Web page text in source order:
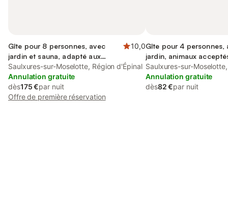
Gîte pour 8 personnes, avec
jardin et sauna, adapté aux
familles
10,0
Saulxures-sur-Moselotte, Région d'Épinal
Annulation gratuite
dès175 €par nuit
Offre de première réservation
Gîte pour 4 personnes,
jardin, animaux
Saulxures-sur-
Annulation gratuite
dès82 €par nuit